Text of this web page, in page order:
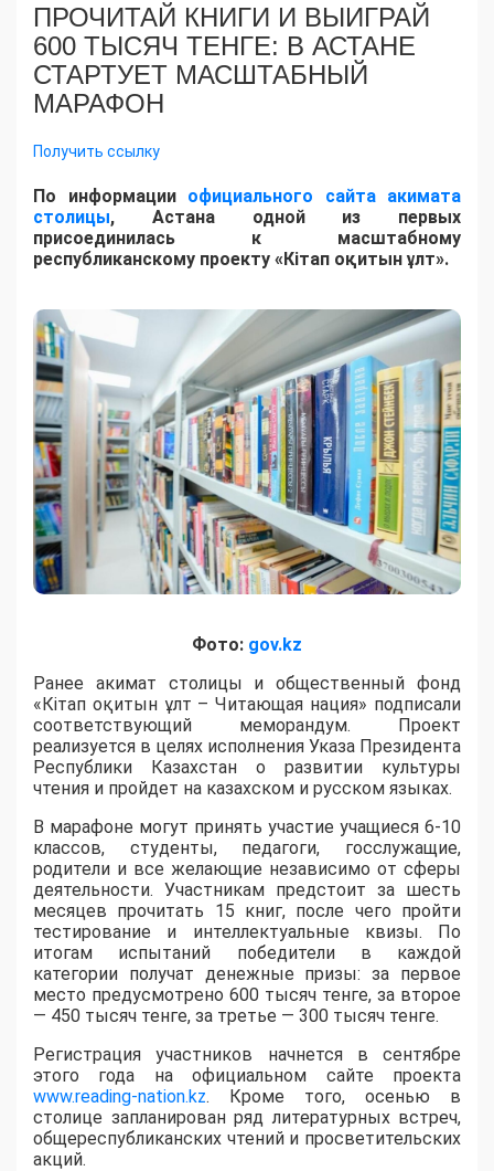
ПРОЧИТАЙ КНИГИ И ВЫИГРАЙ
600 ТЫСЯЧ ТЕНГЕ: В АСТАНЕ
СТАРТУЕТ МАСШТАБНЫЙ
МАРАФОН
Получить ссылку
По информации официального сайта акимата
столицы, Астана одной из первых
присоединилась к масштабному
республиканскому проекту «Кітап оқитын ұлт».
Фото: gov.kz
Ранее акимат столицы и общественный фонд
«Кітап оқитын ұлт – Читающая нация» подписали
соответствующий меморандум. Проект
реализуется в целях исполнения Указа Президента
Республики Казахстан о развитии культуры
чтения и пройдет на казахском и русском языках.
В марафоне могут принять участие учащиеся 6-10
классов, студенты, педагоги, госслужащие,
родители и все желающие независимо от сферы
деятельности. Участникам предстоит за шесть
месяцев прочитать 15 книг, после чего пройти
тестирование и интеллектуальные квизы. По
итогам испытаний победители в каждой
категории получат денежные призы: за первое
место предусмотрено 600 тысяч тенге, за второе
— 450 тысяч тенге, за третье — 300 тысяч тенге.
Регистрация участников начнется в сентябре
этого года на официальном сайте проекта
www.reading-nation.kz. Кроме того, осенью в
столице запланирован ряд литературных встреч,
общереспубликанских чтений и просветительских
акций.